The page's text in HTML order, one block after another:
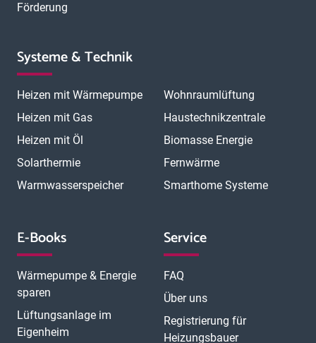
Förderung
Systeme & Technik
Heizen mit Wärmepumpe
Heizen mit Gas
Heizen mit Öl
Solarthermie
Warmwasserspeicher
Wohnraumlüftung
Haustechnikzentrale
Biomasse Energie
Fernwärme
Smarthome Systeme
E-Books
Wärmepumpe & Energie
sparen
Lüftungsanlage im
Eigenheim
Service
FAQ
Über uns
Registrierung für
Heizungsbauer